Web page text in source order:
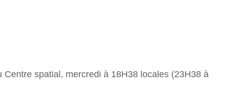
spatial, mercredi à 18H38 locales (23H38 à